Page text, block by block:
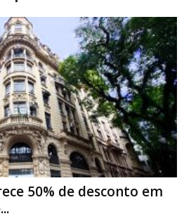
50% de desconto em